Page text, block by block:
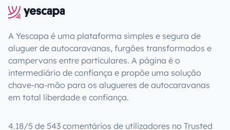
A Yescapa é uma plataforma simples e segura de
aluguer de autocaravanas, furgões transformados e
campervans entre particulares. A página é o
intermediário de confiança e propõe uma solução
chave-na-mão para os alugueres de autocaravanas
em total liberdade e confiança.
4.18/5 de 543 comentários de utilizadores no Trusted